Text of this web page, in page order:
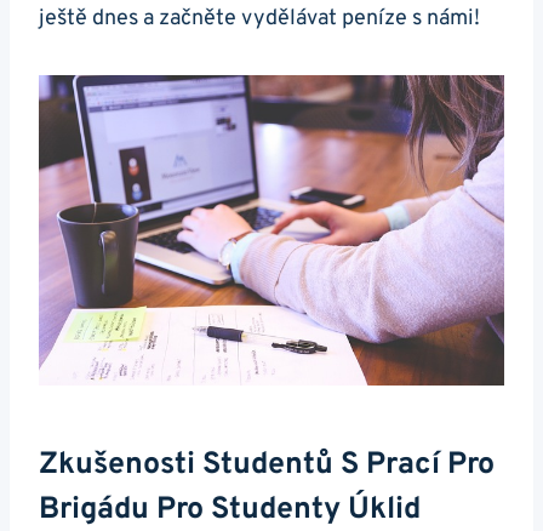
ještě dnes a začněte vydělávat peníze s námi!
Zkušenosti Studentů S Prací Pro
Brigádu Pro Studenty Úklid